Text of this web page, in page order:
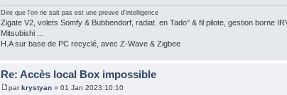
Dire que l'on ne sait pas est une preuve d'intelligence
Zigate V2, volets Somfy & Bubbendorf, radiat. en Tado° & fil pilote, gestion borne
Mitsubishi ...
H.A sur base de PC recyclé, avec Z-Wave & Zigbee
Re: Accès local Box impossible
parkrystyan » 01 Jan 2023 10:10